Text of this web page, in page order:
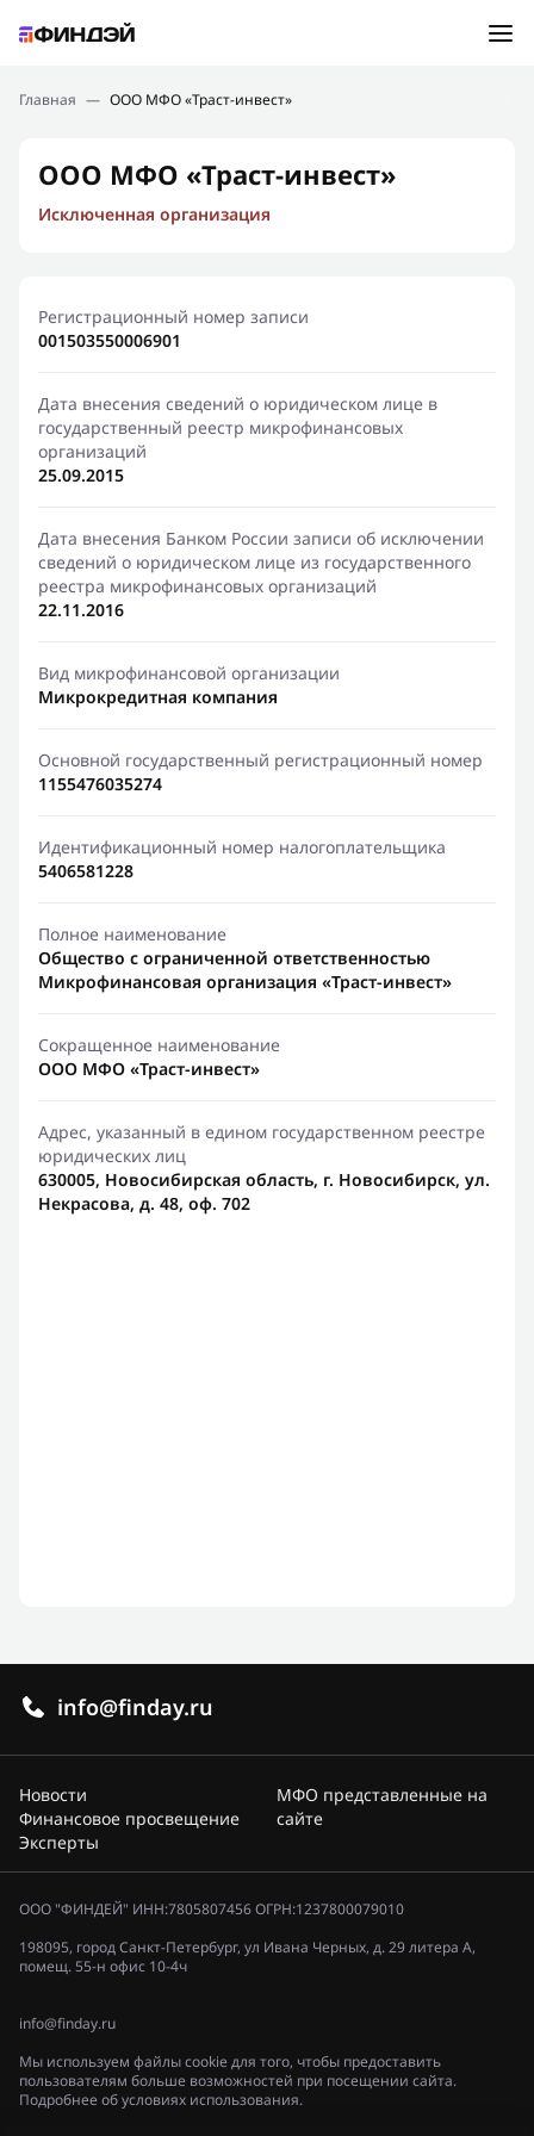
Подбор займа
Новости
Финансовое просвещение
Главная — ООО МФО «Траст-инвест»
ООО МФО «Траст-инвест»
Исключенная организация
Регистрационный номер записи
001503550006901
Дата внесения сведений о юридическом лице в
государственный реестр микрофинансовых
организаций
25.09.2015
Дата внесения Банком России записи об исключении
сведений о юридическом лице из государственного
реестра микрофинансовых организаций
22.11.2016
Вид микрофинансовой организации
Микрокредитная компания
Основной государственный регистрационный номер
1155476035274
Идентификационный номер налогоплательщика
5406581228
Полное наименование
Общество с ограниченной ответственностью
Микрофинансовая организация «Траст-инвест»
Сокращенное наименование
ООО МФО «Траст-инвест»
Адрес, указанный в едином государственном реестре
юридических лиц
630005, Новосибирская область, г. Новосибирск, ул.
Некрасова, д. 48, оф. 702
info@finday.ru
Новости
Финансовое просвещение
Эксперты
МФО представленные на
сайте
ООО "ФИНДЕЙ" ИНН:7805807456 ОГРН:1237800079010
198095, город Санкт-Петербург, ул Ивана Черных, д. 29 литера А,
помещ. 55-н офис 10-4ч
info@finday.ru
Мы используем файлы cookie для того, чтобы предоставить
пользователям больше возможностей при посещении сайта.
Подробнее об условиях использования.
Ошибка:Контактная форма не найдена.
Спасибо, что написали нам
Мы свяжемся с Вами в ближайшее время и сообщим
результат
Отправить новый запрос